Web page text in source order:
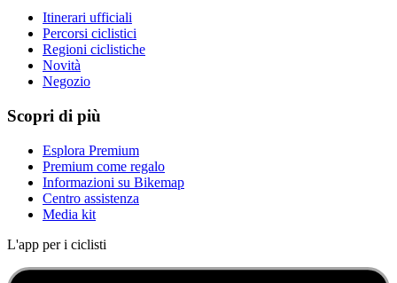
Itinerari ufficiali
Percorsi ciclistici
Regioni ciclistiche
Novità
Negozio
Scopri di più
Esplora Premium
Premium come regalo
Informazioni su Bikemap
Centro assistenza
Media kit
L'app per i ciclisti